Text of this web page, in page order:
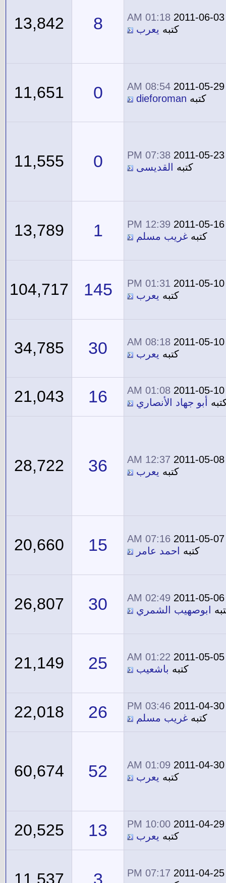
2011-06-03
01:18 AM
كتبه يعرب 8
13,842
2011-05-29
08:54 AM
كتبه dieforoman
0
11,651
2011-05-23
07:38 PM
كتبه
القديسى 0
11,555
2011-05-16
12:39 PM
كتبه غريب مسلم 1
13,789
2011-05-10
01:31 PM
كتبه يعرب 145
104,717
2011-05-10
08:18 AM
كتبه يعرب 30
34,785
2011-05-10
01:08 AM
أبو جهاد الأنصاري 16
21,043
2011-05-08
12:37 AM
كتبه يعرب 36
28,722
2011-05-07
07:16 AM
كتبه
احمد عامر 15
20,660
2011-05-06
02:49 AM
ابوصهيب الشمري 30
26,807
2011-05-05
01:22 AM
كتبه باشعيب 25
21,149
2011-04-30
03:46 PM
كتبه غريب مسلم 26
22,018
2011-04-30
01:09 AM
كتبه يعرب 52
60,674
2011-04-29
10:00 PM
كتبه يعرب 13
20,525
2011-04-25
07:17 PM
3
11,537